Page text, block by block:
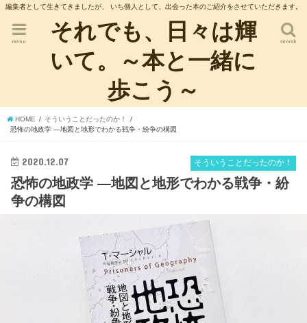
編集者として生きてきましたが、 いち個人として、出会った本のご紹介をさせていただきます。
それでも、日々は輝
いて。～本と一緒に
歩こう～
search
menu
HOME
そういうことだったのか！
恐怖の地政学 ―地図と地形でわかる戦争・紛争の構図
そういうことだったのか！
2020.12.07
恐怖の地政学 ―地図と地形でわかる戦争・紛
争の構図